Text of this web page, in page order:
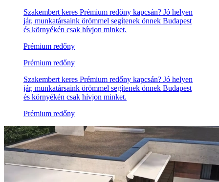
Szakembert keres Prémium redőny kapcsán? Jó helyen
jár, munkatársaink örömmel segítenek önnek Budapest
és környékén csak hívjon minket.
Prémium redőny
Prémium redőny
Szakembert keres Prémium redőny kapcsán? Jó helyen
jár, munkatársaink örömmel segítenek önnek Budapest
és környékén csak hívjon minket.
Prémium redőny